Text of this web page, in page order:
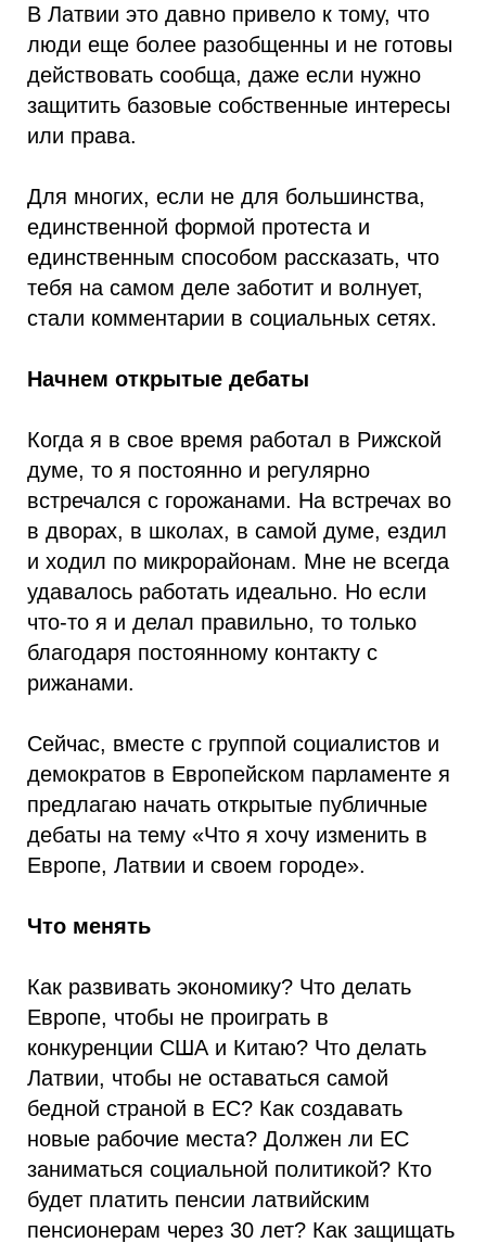
В Латвии это давно привело к тому, что
люди еще более разобщенны и не готовы
действовать сообща, даже если нужно
защитить базовые собственные интересы
или права.
Для многих, если не для большинства,
единственной формой протеста и
единственным способом рассказать, что
тебя на самом деле заботит и волнует,
стали комментарии в социальных сетях.
Начнем открытые дебаты
Когда я в свое время работал в Рижской
думе, то я постоянно и регулярно
встречался с горожанами. На встречах во
в дворах, в школах, в самой думе, ездил
и ходил по микрорайонам. Мне не всегда
удавалось работать идеально. Но если
что-то я и делал правильно, то только
благодаря постоянному контакту с
рижанами.
Сейчас, вместе с группой социалистов и
демократов в Европейском парламенте я
предлагаю начать открытые публичные
дебаты на тему «Что я хочу изменить в
Европе, Латвии и своем городе».
Что менять
Как развивать экономику? Что делать
Европе, чтобы не проиграть в
конкуренции США и Китаю? Что делать
Латвии, чтобы не оставаться самой
бедной страной в ЕС? Как создавать
новые рабочие места? Должен ли ЕС
заниматься социальной политикой? Кто
будет платить пенсии латвийским
пенсионерам через 30 лет? Как защищать